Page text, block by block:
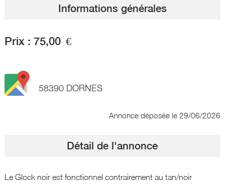
Informations générales
Prix : 75,00 €
58390 DORNES
Annonce déposée le 29/06/2026
Détail de l'annonce
Le Glock noir est fonctionnel contrairement au tan/noir